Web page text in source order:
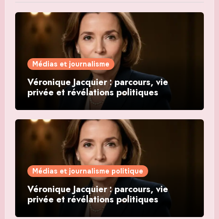
Médias et journalisme
Véronique Jacquier : parcours, vie
privée et révélations politiques
Médias et journalisme politique
Véronique Jacquier : parcours, vie
privée et révélations politiques